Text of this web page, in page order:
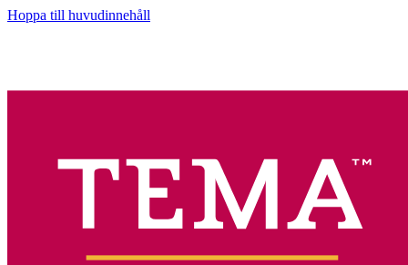
Hoppa till huvudinnehåll